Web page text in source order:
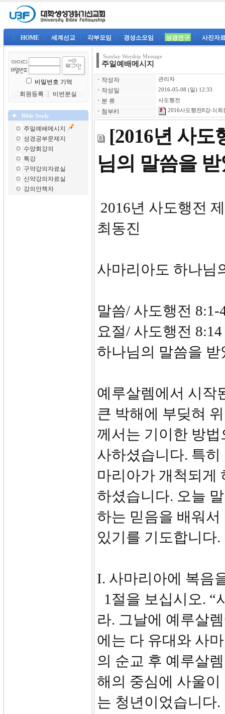
HOME 세계선교 각부모임 경성소모임 성경연구 사진자
비밀번호 기억
회원등록
비번분실
Bible Study
주일예배메시지
성경공부문제지
수양회강의
특강
구약강의자료실
신약강의자료실
강의안책자
Sunday Worship Message
주일예배메시지
ㆍ 작성자 관리자
ㆍ 작성일 2016-05-08 (일) 12:33
ㆍ 분 류 사도행전
ㆍ 첨부#1 2016사도행전8강-1(최
[2016년 사도
님의 말씀을
2016년
최동진
사마리아도 하나님
말씀/ 사도행전 8:1-
요절/ 사도행전
하나님의 말씀을
예루살렘에서 시작
큰 박해에 부딪혀
께서는 기이한 방
사하셨습니다. 특
마리아가 개척되게
하셨습니다. 오늘
하는 믿음을 배워
있기를 기도합니다.
I. 사마리아에 복음
1절을 보십시오. “
라. 그날에 예루살
에는 다 유대와 사
의 순교 후 예루살
해의 중심에 사울
는 청년이었습니다